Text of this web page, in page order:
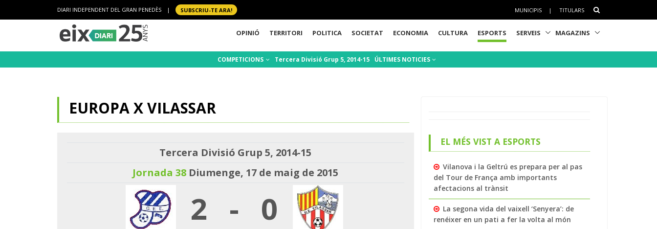
DIARI INDEPENDENT DEL GRAN PENEDÈS | SUBSCRIU-TE ARA! MUNICIPIS | TITULARS
OPINIÓ TERRITORI POLITICA SOCIETAT ECONOMIA CULTURA ESPORTS SERVEIS MAGAZINS
COMPETICIONS Tercera Divisió Grup 5, 2014-15 ÚLTIMES NOTICIES
EUROPA X VILASSAR
Tercera Divisió Grup 5, 2014-15
Jornada 38 Diumenge, 17 de maig de 2015
2 - 0
EL MÉS VIST A ESPORTS
Vilanova i la Geltrú es prepara per al pas
del Tour de França amb importants
afectacions al trànsit
La segona vida del vaixell ‘Senyera’: de
renéixer en un pati a fer la volta al món